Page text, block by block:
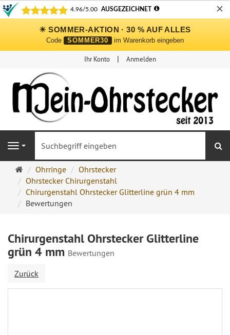
✕
☀ SOMMER-AKTION · 30 % AUF ALLES
Code SOMMER30 im Warenkorb eingeben
Ihr Konto Anmelden
Navigation
Ohrringe
Ohrstecker
Onlineshop
Ohrringe
Ohrstecker
Ohrstecker Chirurgenstahl
Chirurgenstahl Ohrstecker Glitterline grün 4 mm
Bewertungen
Chirurgenstahl Ohrstecker Glitterline
grün 4 mm Bewertungen
Zurück